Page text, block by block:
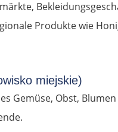
Produkte wie
miejskie)
Gemüse, Obst,